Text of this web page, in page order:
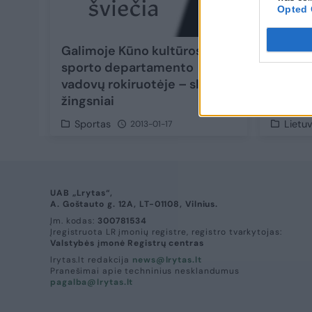
Opted
Galimoje Kūno kultūros ir
sporto departamento
vadovų rokiruotėje – slapti
žingsniai
Sportas 2013-01-17
UAB „Lrytas“,
A. Goštauto g. 12A, LT-01108, Vilnius.
Įm. kodas: 300781534
Įregistruota LR įmonių registre, registro tvarkytojas:
Valstybės įmonė Registrų centras
lrytas.lt redakcija news@lrytas.lt
Pranešimai apie techninius nesklandumus
pagalba@lrytas.lt